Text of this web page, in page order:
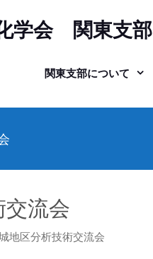
学会 関東支部
関東支部について
交流会
地区分析技術交流会